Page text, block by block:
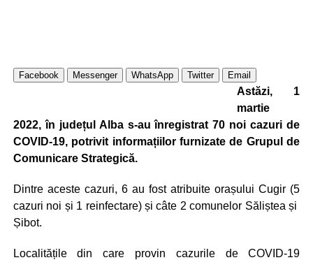
Facebook Messenger WhatsApp Twitter Email
Astăzi, 1
martie
2022, în județul Alba s-au înregistrat 70 noi cazuri de
COVID-19, potrivit informațiilor furnizate de Grupul de
Comunicare Strategică.
Dintre aceste cazuri, 6 au fost atribuite orașului Cugir (5
cazuri noi și 1 reinfectare) și câte 2 comunelor Săliștea și
Șibot.
Localitățile din care provin cazurile de COVID-19